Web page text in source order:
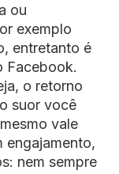
ou
exemplo
entretanto é
Facebook.
o retorno
suor você
vale
engajamento,
nem sempre